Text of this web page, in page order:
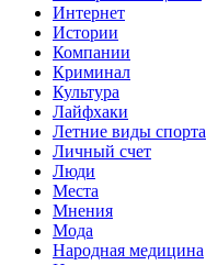
Интернет
Истории
Компании
Криминал
Культура
Лайфхаки
Летние виды спорта
Личный счет
Люди
Места
Мнения
Мода
Народная медицина